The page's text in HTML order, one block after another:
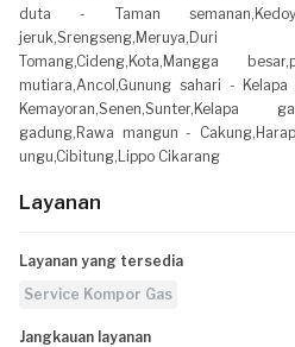
duta - Taman
Tomang,Cideng,Kota,Mangga
mutiara,Ancol,Gunung sahari -
Kemayoran,Senen,Sunter,Kelapa
gadung,Rawa mangun -
ungu,Cibitung,Lippo Cikarang
Layanan
Layanan yang tersedia
Service Kompor Gas
Jangkauan layanan